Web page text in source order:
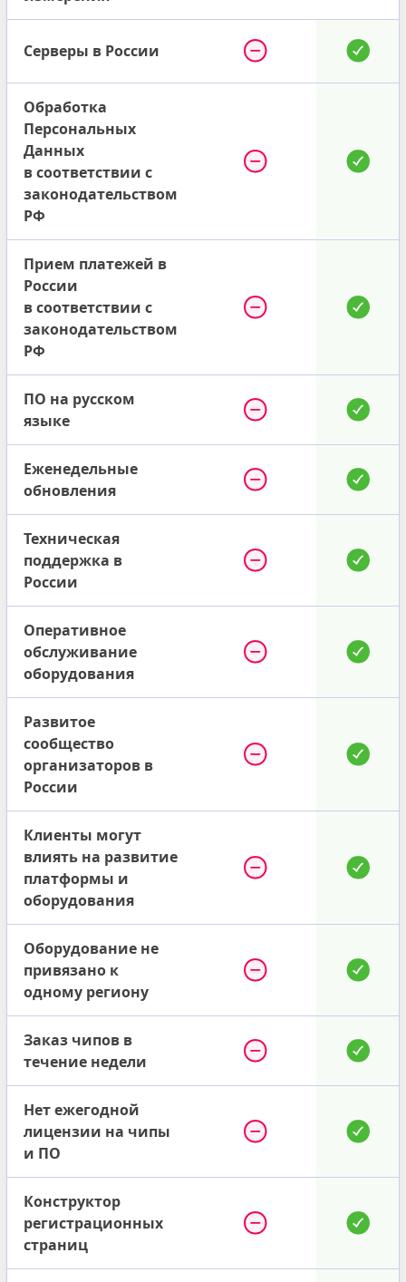
Серверы в России
Обработка
Персональных
Данных
в соответствии с
законодательством
РФ
Прием платежей в
России
в соответствии с
законодательством
РФ
ПО на русском
языке
Еженедельные
обновления
Техническая
поддержка в
России
Оперативное
обслуживание
оборудования
Развитое
сообщество
организаторов в
России
Клиенты могут
влиять на развитие
платформы и
оборудования
Оборудование не
привязано к
одному региону
Заказ чипов в
течение недели
Нет ежегодной
лицензии на чипы
и ПО
Конструктор
регистрационных
страниц